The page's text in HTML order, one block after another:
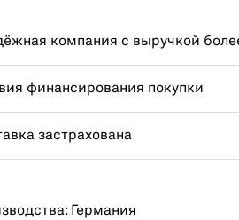
компания с выручкой
финансирования покупки
застрахована
Германия